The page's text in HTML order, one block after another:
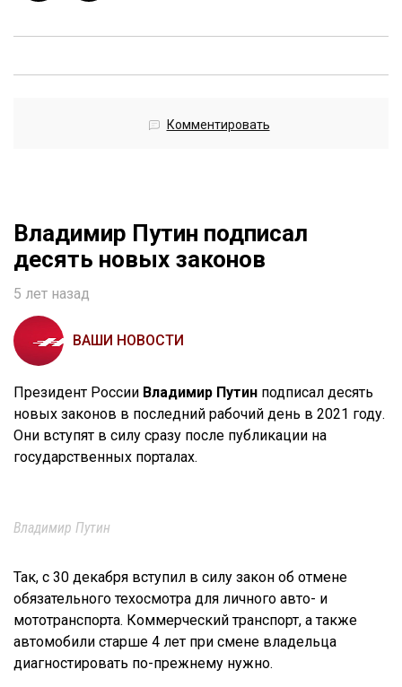
Комментировать
Владимир Путин подписал
десять новых законов
5 лет назад
ВАШИ НОВОСТИ
Президент России Владимир Путин подписал десять
новых законов в последний рабочий день в 2021 году.
Они вступят в силу сразу после публикации на
государственных порталах.
Владимир Путин
Так, с 30 декабря вступил в силу закон об отмене
обязательного техосмотра для личного авто- и
мототранспорта. Коммерческий транспорт, а также
автомобили старше 4 лет при смене владельца
диагностировать по-прежнему нужно.